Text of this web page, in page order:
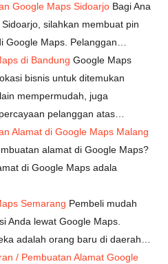
Google Maps Sidoarjo Bagi Ana
silahkan membuat pin
Google Maps. Pelanggan…
di Bandung Google Maps
bisnis untuk ditemukan
mempermudah, juga
pelanggan atas…
Alamat di Google Maps Malang
alamat di Google Maps?
di Google Maps adala
Semarang Pembeli mudah
Anda lewat Google Maps.
adalah orang baru di daerah…
/ Pembuatan Alamat Google